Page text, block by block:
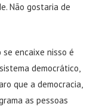
Não gostaria de
encaixe nisso é
democrático,
que a democracia,
as pessoas